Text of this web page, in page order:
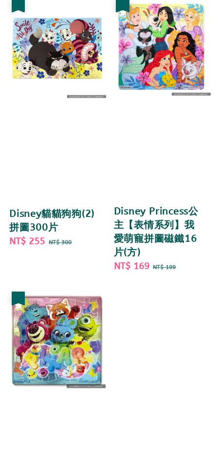
Disney貓貓狗狗(2)
拼圖300片
Sale
NT$ 255 Regular
NT$ 300
Disney Princess公
主【表情系列】我
愛萌寵拼圖磁鐵16
片(方)
Sale
NT$ 169 Regular
NT$ 199